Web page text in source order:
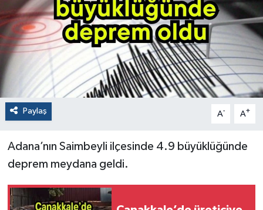
Paylaş A- A+
Adana’nın Saimbeyli ilçesinde 4.9 büyüklüğünde
deprem meydana geldi.